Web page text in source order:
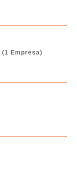
(1 Empresa)